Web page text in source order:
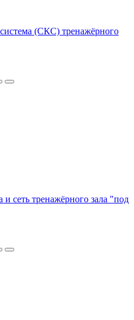
(СКС) тренажёрного
и сеть тренажёрного зала "под